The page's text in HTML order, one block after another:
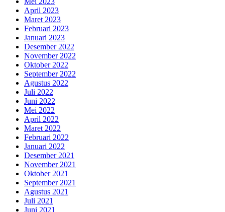
April 2023
Maret 2023
Februari 2023
Januari 2023
Desember 2022
November 2022
Oktober 2022
September 2022
Agustus 2022
Juli 2022
Juni 2022
Mei 2022
April 2022
Maret 2022
Februari 2022
Januari 2022
Desember 2021
November 2021
Oktober 2021
September 2021
Agustus 2021
Juli 2021
Juni 2021